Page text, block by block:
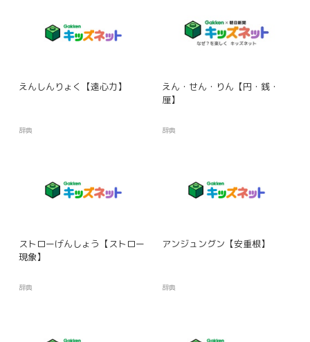
えんしんりょく【遠心力】
辞典
えん・せん・りん【円・銭・
厘】
辞典
ストローげんしょう【ストロー
現象】
辞典
アンジュングン【安重根】
辞典